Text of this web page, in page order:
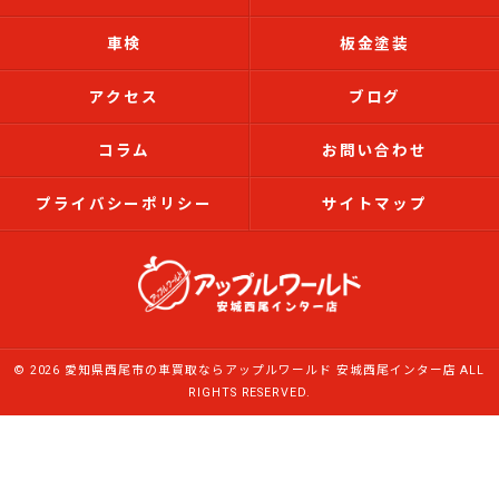
車検 板金塗装
アクセス ブログ
コラム お問い合わせ
プライバシーポリシー サイトマップ
© 2026 愛知県西尾市の車買取ならアップルワールド 安城西尾インター店 ALL
RIGHTS RESERVED.